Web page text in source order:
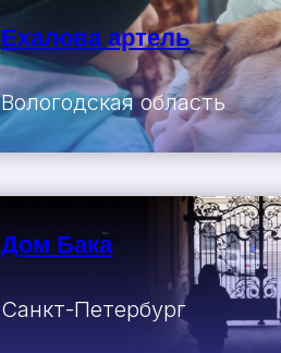
Ехалова артель
Вологодская область
Дом Бака
Санкт-Петербург